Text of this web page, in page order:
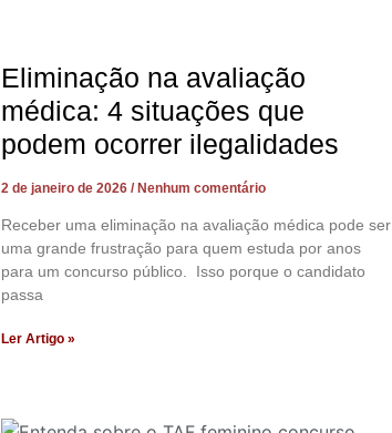
Eliminação na avaliação
médica: 4 situações que
podem ocorrer ilegalidades
2 de janeiro de 2026 Nenhum comentário
Receber uma eliminação na avaliação médica pode ser
uma grande frustração para quem estuda por anos
para um concurso público. Isso porque o candidato
passa
Ler Artigo »